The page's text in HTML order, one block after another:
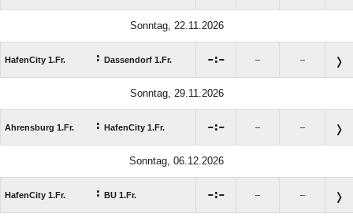
Sonntag, 22.11.2026
HafenCity 1.Fr. : Dassendorf 1.Fr. : – –
Sonntag, 29.11.2026
Ahrensburg 1.Fr. : HafenCity 1.Fr. : – –
Sonntag, 06.12.2026
HafenCity 1.Fr. : BU 1.Fr. : – –